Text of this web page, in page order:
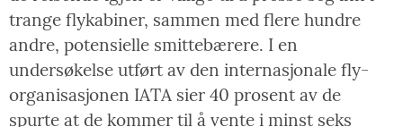
trange flykabiner, sammen med flere hundre
andre, potensielle smittebærere. I en
undersøkelse utført av den internasjonale fly-
organisasjonen IATA sier 40 prosent av de
spurte at de kommer til å vente i minst seks